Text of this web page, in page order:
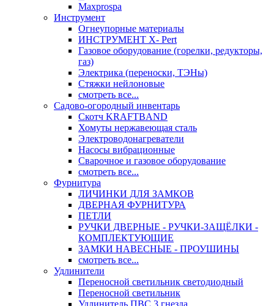
Maxprospa
Инструмент
Огнеупорные материалы
ИНСТРУМЕНТ X- Pert
Газовое оборудование (горелки, редукторы,
газ)
Электрика (переноски, ТЭНы)
Стяжки нейлоновые
смотреть все...
Садово-огородный инвентарь
Скотч KRAFTBAND
Хомуты нержавеющая сталь
Электроводонагреватели
Насосы вибрационные
Сварочное и газовое оборудование
смотреть все...
Фурнитура
ЛИЧИНКИ ДЛЯ ЗАМКОВ
ДВЕРНАЯ ФУРНИТУРА
ПЕТЛИ
РУЧКИ ДВЕРНЫЕ - РУЧКИ-ЗАЩЁЛКИ -
КОМПЛЕКТУЮЩИЕ
ЗАМКИ НАВЕСНЫЕ - ПРОУШИНЫ
смотреть все...
Удлинители
Переносной светильник светодиодный
Переносной светильник
Удлинитель ПВС 3 гнезда